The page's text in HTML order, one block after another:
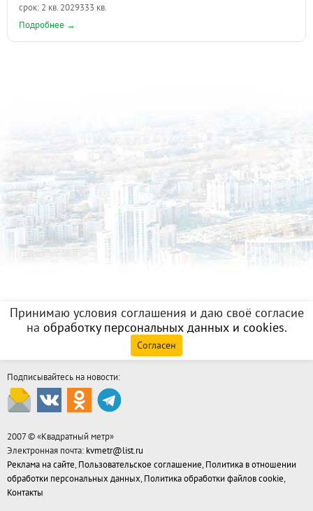
срок: 2 кв. 2029333 кв.
Подробнее →
Принимаю условия соглашения и даю своё согласие
на обработку персональных данных и cookies.
Согласен
Подписывайтесь на новости:
2007 © «Квадратный метр»
Электронная почта: kvmetr@list.ru
Реклама на сайте, Пользовательское соглашение, Политика в отношении
обработки персональных данных, Политика обработки файлов cookie,
Контакты